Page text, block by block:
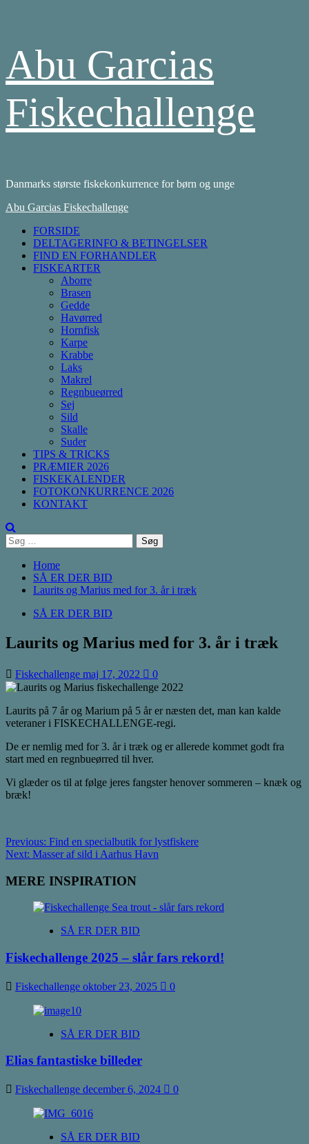
content
Abu Garcias
Fiskechallenge
Danmarks største fiskekonkurrence for børn og unge
Primary
Abu Garcias Fiskechallenge
FORSIDE
DELTAGERINFO & BETINGELSER
FIND EN FORHANDLER
FISKEARTER
Aborre
Brasen
Gedde
Havørred
Hornfisk
Karpe
Krabbe
Laks
Makrel
Regnbueørred
Sej
Sild
Skalle
Suder
TIPS & TRICKS
PRÆMIER 2026
FISKEKALENDER
FOTOKONKURRENCE 2026
KONTAKT
Søg
efter:
Home
SÅ ER DER BID
Laurits og Marius med for 3. år i træk
SÅ ER DER BID
Laurits og Marius med for 3. år i træk
Fiskechallenge maj 17, 2022 0
Laurits på 7 år og Marium på 5 år er næsten det, man kan kalde
veteraner i FISKECHALLENGE-regi.
De er nemlig med for 3. år i træk og er allerede kommet godt fra
start med en regnbueørred til hver.
Vi glæder os til at følge jeres fangster henover sommeren – knæk og
bræk!
Post
navigation
Previous: Find en specialbutik for lystfiskere
Next: Masser af sild i Aarhus Havn
MERE INSPIRATION
SÅ ER DER BID
Fiskechallenge 2025 – slår fars rekord!
Fiskechallenge oktober 23, 2025 0
SÅ ER DER BID
Elias fantastiske billeder
Fiskechallenge december 6, 2024 0
SÅ ER DER BID